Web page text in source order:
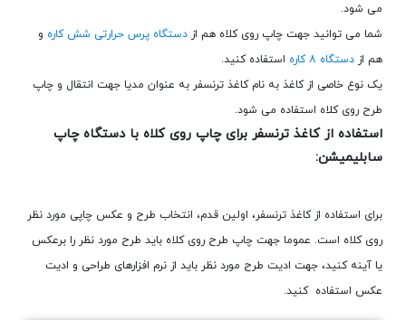
می شود.
شما می توانید جهت چاپ روی کلاه هم ازدستگاه پرس حرارتی شش کاره و
هم ازدستگاه ۸ کاره
استفاده کنید.
یک نوع خاصی از کاغذ به نام کاغذ ترنسفر به عنوان مدیا جهت انتقال و چاپ
طرح روی کلاه استفاده می شود.
استفاده از کاغذ ترنسفر برای چاپ روی کلاه با دستگاه چاپ
سابلیمیشن:
برای استفاده از کاغذ ترنسفر، اولین قدم، انتخاب طرح و عکس چاپی مورد نظر
روی کلاه است. عموما جهت چاپ طرح روی کلاه باید طرح مورد نظر را برعکس
یا آینه کنید، جهت ادیت طرح مورد نظر باید از نرم افزارهای طراحی و ادیت
عکس استفاده کنید.